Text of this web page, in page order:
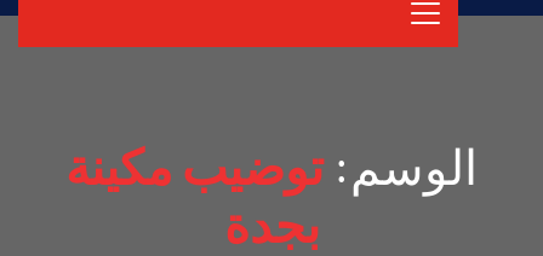
الوسم:توضيب مكينة
بجدة